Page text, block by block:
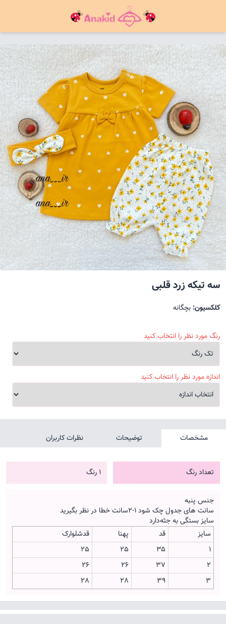
سه تیکه زرد قلبی
کلکسیون: بچگانه
رنگ مورد نظر را انتخاب کنید
اندازه مورد نظر را انتخاب کنید
مشخصات توضیحات نظرات کاربران
تعداد رنگ 1 رنگ
جنس پنبه
سانت های جدول چک شود ۱-۲سانت خطا در نظر بگیرید
سایز بستگی به جثه‌دارد
سایز
قد پهنا
قدشلوارک
۱
۳۵ 25
25
۲
۳۷ 26
26
۳
۳۹ 28
28